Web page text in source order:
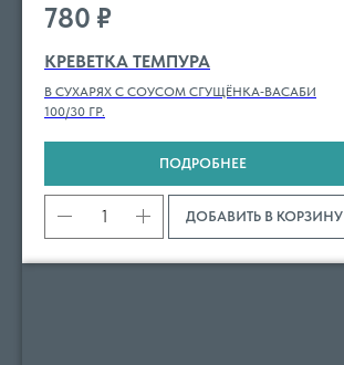
780 ₽
КРЕВЕТКА ТЕМПУРА
В СУХАРЯХ С СОУСОМ СГУЩЁНКА‑ВАСАБИ
100/30 ГР.
ПОДРОБНЕЕ
ДОБАВИТЬ В КОРЗИНУ